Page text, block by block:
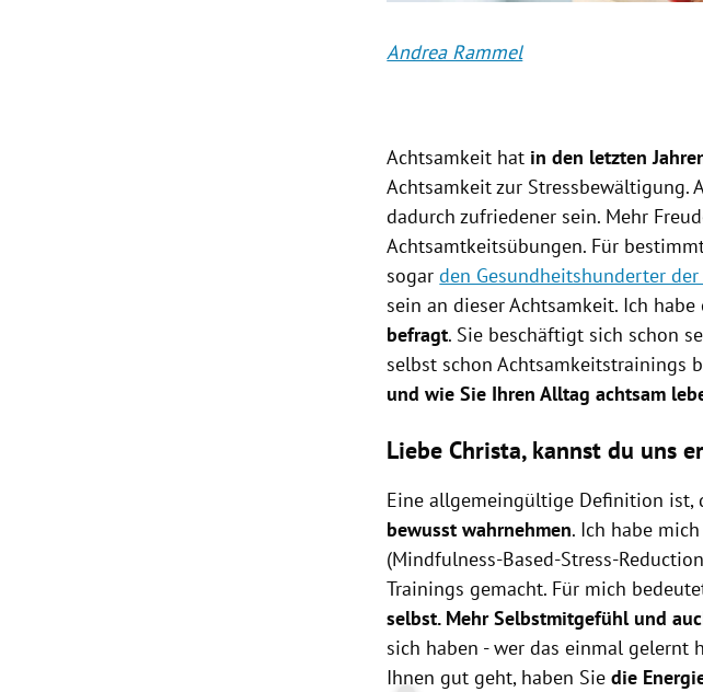
Andrea Rammel
Achtsamkeit hat in den letzten
Achtsamkeit zur Stressbewältigung.
dadurch zufriedener sein. Mehr
Achtsamtkeitsübungen. Für
sogarden Gesundheitshunderter der
sein an dieser Achtsamkeit. Ich
befragt. Sie beschäftigt sich schon
selbst schon Achtsamkeitstrainings
und wie Sie Ihren Alltag achtsam
Liebe Christa, kannst du uns
Eine allgemeingültige Definition ist,
bewusst wahrnehmen. Ich habe
(Mindfulness-Based-Stress-
Trainings gemacht. Für mich
selbst. Mehr Selbstmitgefühl und
sich haben - wer das einmal gelernt
Ihnen gut geht, haben Siedie